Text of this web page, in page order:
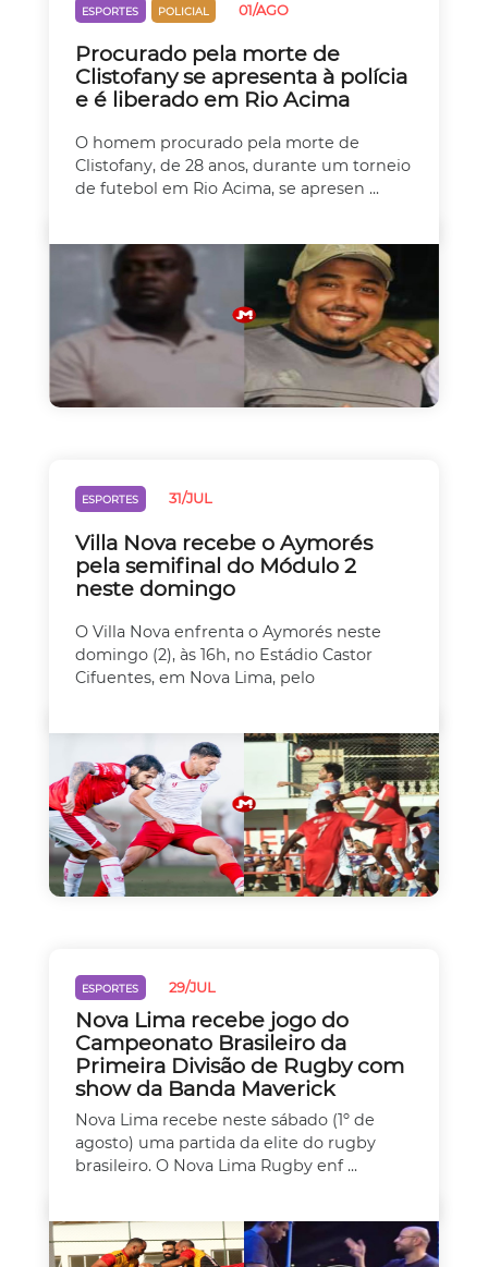
ESPORTES POLICIAL 01/AGO
Procurado pela morte de
Clistofany se apresenta à polícia
e é liberado em Rio Acima
O homem procurado pela morte de
Clistofany, de 28 anos, durante um torneio
de futebol em Rio Acima, se apresen ...
ESPORTES 31/JUL
Villa Nova recebe o Aymorés
pela semifinal do Módulo 2
neste domingo
O Villa Nova enfrenta o Aymorés neste
domingo (2), às 16h, no Estádio Castor
Cifuentes, em Nova Lima, pelo
ESPORTES 29/JUL
Nova Lima recebe jogo do
Campeonato Brasileiro da
Primeira Divisão de Rugby com
show da Banda Maverick
Nova Lima recebe neste sábado (1º de
agosto) uma partida da elite do rugby
brasileiro. O Nova Lima Rugby enf ...